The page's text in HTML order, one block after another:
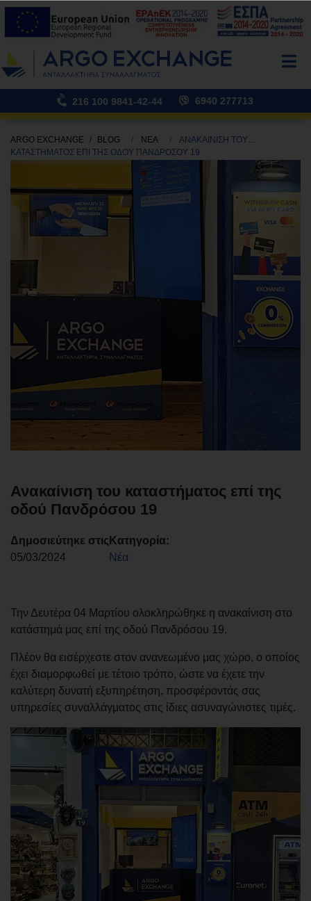
216 100 9841-42-44 6940 277713
ARGO EXCHANGE BLOG ΝΕΑ
ΑΝΑΚΑΙΝΙΣΗ ΤΟΥ
ΚΑΤΑΣΤΗΜΑΤΟΣ ΕΠΙ ΤΗΣ ΟΔΟΥ ΠΑΝΔΡΟΣΟΥ 19
Ανακαίνιση του καταστήματος επί της
οδού Πανδρόσου 19
Δημοσιεύτηκε στις
05/03/2024
Κατηγορία:
Νέα
Την Δευτέρα 04 Μαρτίου ολοκληρώθηκε η ανακαίνιση στο
κατάστημά μας επί της οδού Πανδρόσου 19.
Πλέον θα εισέρχεστε στον ανανεωμένο μας χώρο, ο οποίος
έχει διαμορφωθεί με τέτοιο τρόπο, ώστε να έχετε την
καλύτερη δυνατή εξυπηρέτηση, προσφέροντάς σας
υπηρεσίες συναλλάγματος στις ίδιες ασυναγώνιστες τιμές.